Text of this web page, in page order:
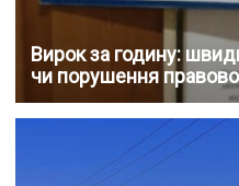
Вирок за годину:
чи порушення